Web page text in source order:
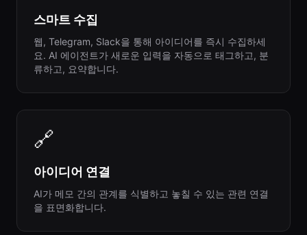
스마트 수집
웹, Telegram, Slack을 통해 아이디어를 즉시 수집하세
요. AI 에이전트가 새로운 입력을 자동으로 태그하고, 분
류하고, 요약합니다.
🔗
아이디어 연결
AI가 메모 간의 관계를 식별하고 놓칠 수 있는 관련 연결
을 표면화합니다.